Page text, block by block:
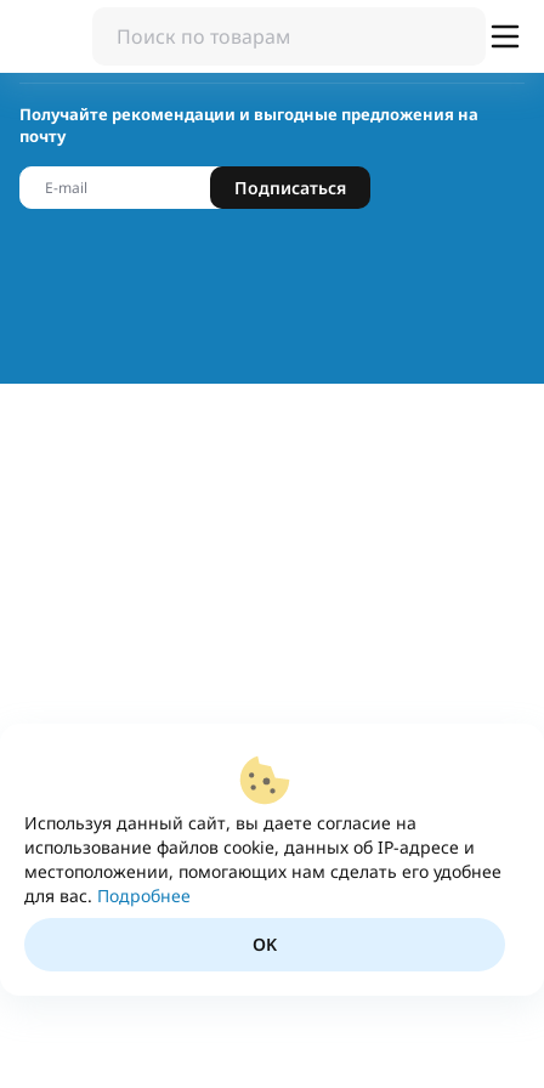
Используя данный сайт, вы даете согласие на
использование файлов cookie, данных об IP-адресе и
местоположении, помогающих нам сделать его удобнее
для вас. Подробнее
OK
Получайте рекомендации и выгодные предложения на
почту
Подписаться